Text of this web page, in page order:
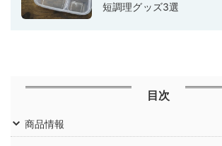
短調理グッズ3選
目次
商品情報